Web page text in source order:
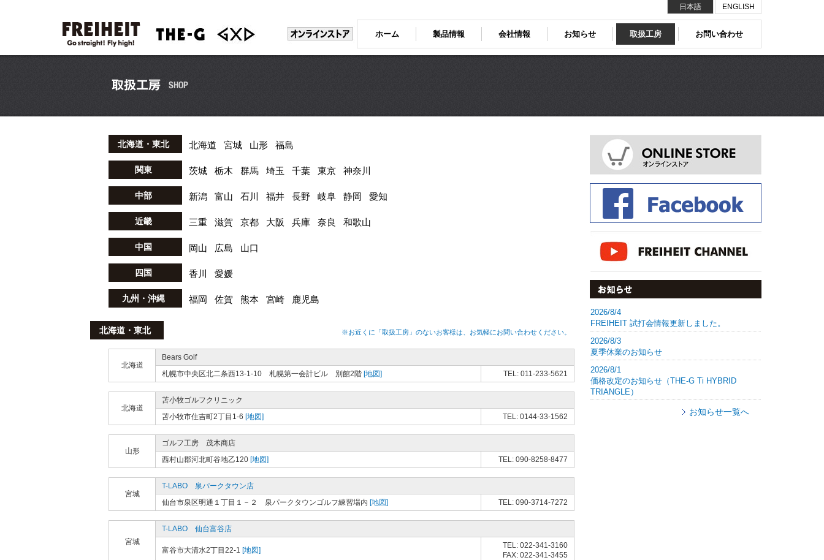
ホーム 製品情報 会社情報 お知らせ 取扱工房 お問い合わせ
日本語 ENGLISH
北海道・東北 北海道 宮城 山形 福島
関東 茨城 栃木 群馬 埼玉 千葉 東京 神奈川
中部 新潟 富山 石川 福井 長野 岐阜 静岡 愛知
近畿 三重 滋賀 京都 大阪 兵庫 奈良 和歌山
中国 岡山 広島 山口
四国 香川 愛媛
九州・沖縄 福岡 佐賀 熊本 宮崎 鹿児島
※お近くに「取扱工房」のないお客様は、お気軽にお問い合わせください。
北海道・東北
北海道
Bears Golf
札幌市中央区北二条西13-1-10 札幌第一会計ビル 別館2階 [地図] TEL: 011-233-5621
北海道
苫小牧ゴルフクリニック
苫小牧市住吉町2丁目1-6 [地図] TEL: 0144-33-1562
山形
ゴルフ工房 茂木商店
西村山郡河北町谷地乙120 [地図] TEL: 090-8258-8477
宮城
T-LABO 泉パークタウン店
仙台市泉区明通１丁目１－２ 泉パークタウンゴルフ練習場内 [地図] TEL: 090-3714-7272
宮城
T-LABO 仙台富谷店
富谷市大清水2丁目22-1 [地図]
TEL: 022-341-3160
FAX: 022-341-3455
2026/8/4
FREIHEIT 試打会情報更新しました。
2026/8/3
夏季休業のお知らせ
2026/8/1
価格改定のお知らせ（THE-G Ti HYBRID
TRIANGLE）
お知らせ一覧へ